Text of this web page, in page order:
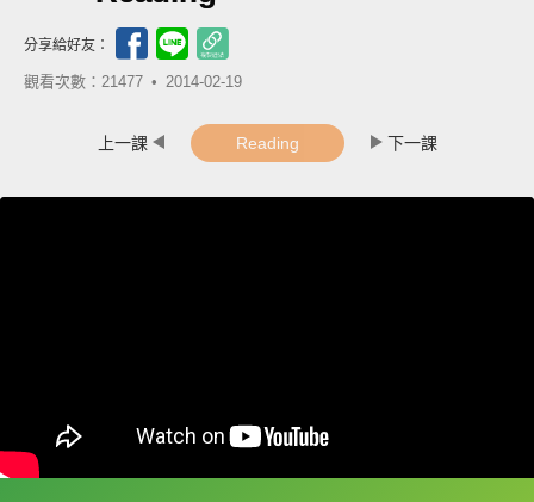
分享給好友：
觀看次數：21477 • 2014-02-19
上一課 Reading 下一課